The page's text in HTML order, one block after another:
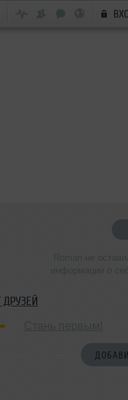
ДРУЗЕЙ